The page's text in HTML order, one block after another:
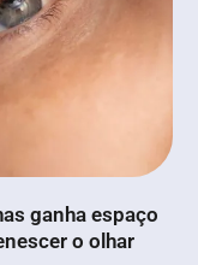
ganha espaço
o olhar